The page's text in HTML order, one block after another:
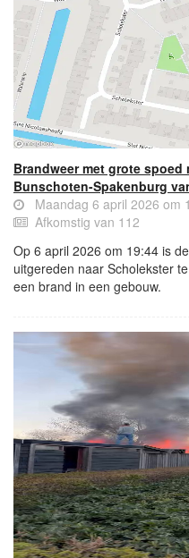
Brandweer met grote spoed
Bunschoten-Spakenburg
Maandag 6 april 2026 om
Afkomstig van 112
Op 6 april 2026 om 19:44 is
uitgereden naar Scholekster
een brand in een gebouw.